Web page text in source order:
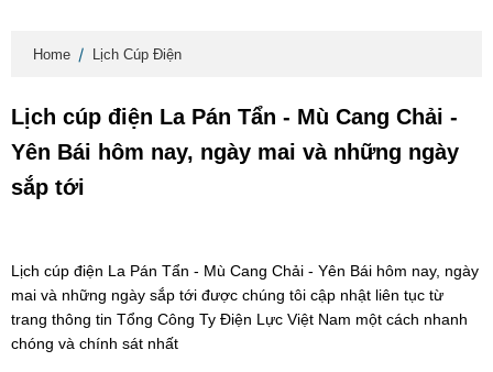
Home Lịch Cúp Điện
Lịch cúp điện La Pán Tẩn - Mù Cang Chải -
Yên Bái hôm nay, ngày mai và những ngày
sắp tới
Lịch cúp điện La Pán Tẩn - Mù Cang Chải - Yên Bái hôm nay, ngày
mai và những ngày sắp tới được chúng tôi cập nhật liên tục từ
trang thông tin Tổng Công Ty Điện Lực Việt Nam một cách nhanh
chóng và chính sát nhất